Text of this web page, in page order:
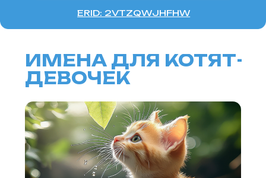
побуждает открыться переменам,
обещание расцвета после зимы.
ЦВЕТОЛИКА (ЦВЕТА)
Имя «Цветолика» связано с
ароматами первых весенних
цветов, когда апрельское солнце
Оно вызывает образы
распускающихся бутонов и
танцующего ветра, создавая
атмосферу радости и оптимизма.
«Цветолика» вдохновляет на мечты
о новых началах и весеннем
пробуждении души.